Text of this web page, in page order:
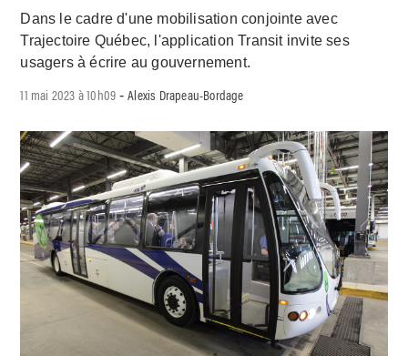
Dans le cadre d'une mobilisation conjointe avec
Trajectoire Québec, l'application Transit invite ses
usagers à écrire au gouvernement.
11 mai 2023 à 10h09 -Alexis Drapeau-Bordage